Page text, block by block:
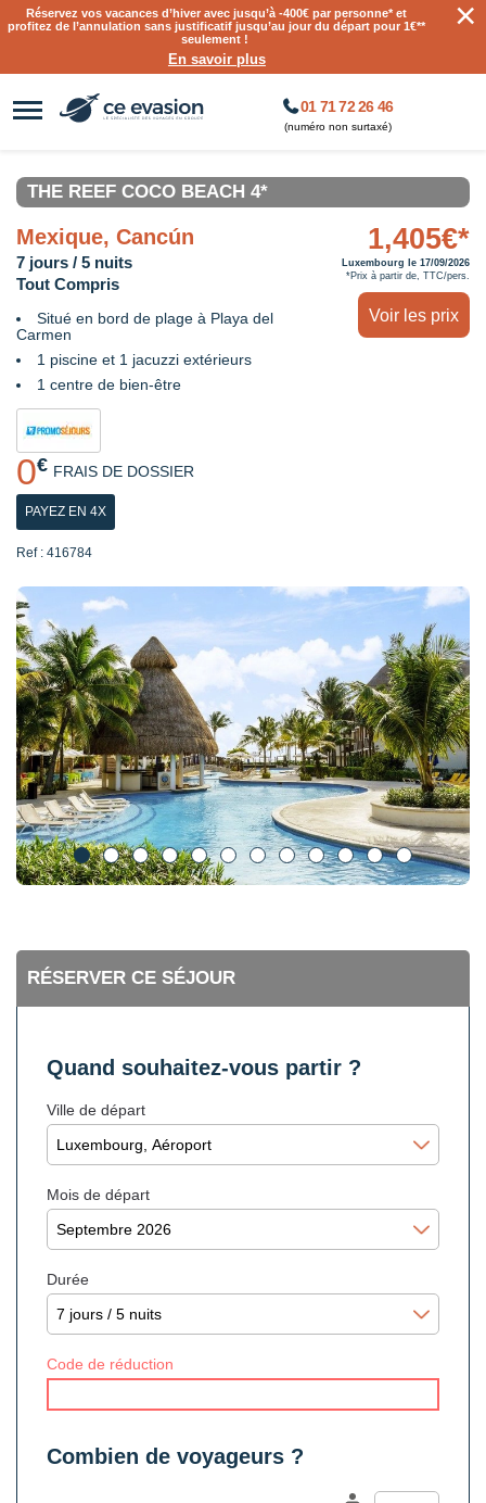
Réservez vos vacances d’hiver avec jusqu’à-400€ par personne* et
profitez de l’annulation sans justificatif jusqu’au jour du départ pour 1€**
seulement !
En savoir plus
×
01 71 72 26 46
(numéro non surtaxé)
THE REEF COCO BEACH 4*
Mexique, Cancún
7 jours / 5 nuits
Tout Compris
Situé en bord de plage à Playa del
Carmen
1 piscine et 1 jacuzzi extérieurs
1 centre de bien-être
0€ FRAIS DE DOSSIER
PAYEZ EN 4X
Ref : 416784
1,405€*
Luxembourg le 17/09/2026
*Prix à partir de, TTC/pers.
Voir les prix
RÉSERVER CE SÉJOUR
Quand souhaitez-vous partir ?
Ville de départ
Mois de départ
Durée
Code de réduction
Combien de voyageurs ?